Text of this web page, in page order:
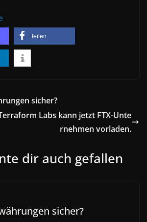
teilen
sicher?
Labs kann jetzt FTX-Unte
rnehmen vorladen.
dir auch gefallen
sicher?